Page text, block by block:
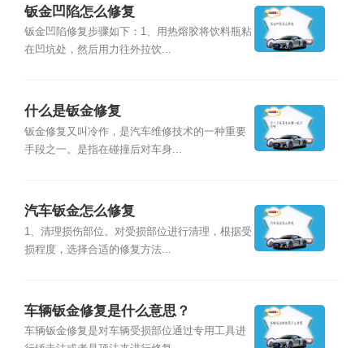
钣金凹陷怎么修复
钣金凹陷修复步骤如下：1、用热熔胶将饮料瓶粘
在凹坑处，然后用力往外拉饮...
什么是钣金修复
钣金修复又叫冷作，是汽车维修技术的一种重要
手段之一。是指在碰撞后对车身...
汽车钣金怎么修复
1、清理损伤部位。对受损部位进行清理，根据受
损程度，选择合适的修复方法...
车辆钣金修复是什么意思？
车辆钣金修复是对车辆受损部位通过专用工具进